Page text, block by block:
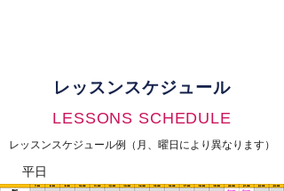
レッスンスケジュール
LESSONS SCHEDULE
レッスンスケジュール例（月、曜日により異なります）
平日